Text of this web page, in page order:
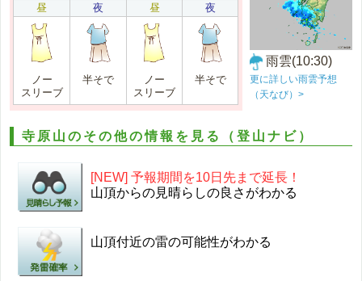
昼
夜 昼 夜
ノー
スリーブ
半そで
ノー
スリーブ
半そで
雨雲(10:30)
更に詳しい雨雲予想
（天なび）>
寺原山のその他の情報を見る（登山ナビ）
[NEW] 予報期間を10日先まで延長！
山頂からの見晴らしの良さがわかる
山頂付近の雷の可能性がわかる